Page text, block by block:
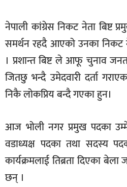
नेपाली कांग्रेस निकट नेता बिष्ट
समर्थन रहदै आएको उनका
। प्रशान्त बिष्ट ले आफू चुनाव
जितछु भन्दै उमेदवारी दर्ता
निकै लोकप्रिय बन्दै गएका हुन।
आज भोली नगर प्रमुख पदका
वडाध्यक्ष पदका तथा सदस्य
कार्यक्रमलाई तिब्रता दिएका
छन् ।